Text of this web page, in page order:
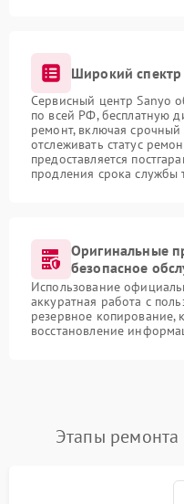
Широкий спектр
Сервисный центр Sanyo
по всей РФ, бесплатную
ремонт, включая
отслеживать статус
предоставляется
продления срока службы
Оригинальные
безопасное
Использование
аккуратная работа с
резервное копирование,
восстановление
Этапы ремонта